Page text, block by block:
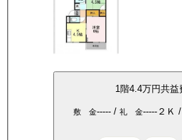
1階4.4万円共益
敷 金-----/ 礼 金-----２Ｋ /